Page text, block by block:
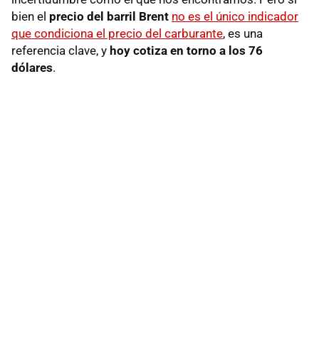
bien el precio del barril Brent no es el único indicador
que condiciona el precio del carburante, es una
referencia clave, y hoy cotiza en torno a los 76
dólares.